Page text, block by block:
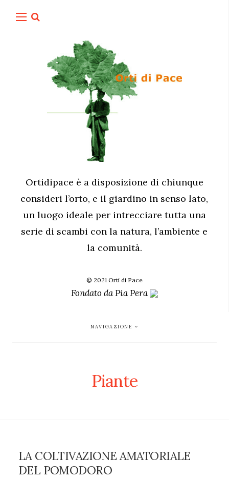
Ortidipace è a disposizione di chiunque
consideri l’orto, e il giardino in senso lato,
un luogo ideale per intrecciare tutta una
serie di scambi con la natura, l’ambiente e
la comunità.
© 2021 Orti di Pace
Fondato daPia Pera
NAVIGAZIONE
Piante
LA COLTIVAZIONE AMATORIALE
DEL POMODORO